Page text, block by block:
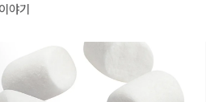
야기